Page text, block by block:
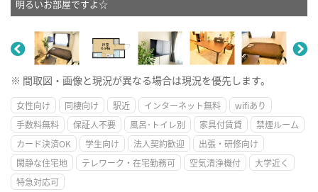
明るいお部屋ですよ☆
※ 間取図・画像と現況が異なる場合は現況を優先します。
女性向け 同棲向け 駅近 インターネット無料
wifiあり
手数料無料
保証人不要 風呂･トイレ別 家具付賃貸
禁煙ルーム
カード決済OK
学生向け 法人契約歓迎
出張・研修向け
閑静な住宅地
テレワーク・在宅勤務可 空気清浄機付
大学近く
特急対応可